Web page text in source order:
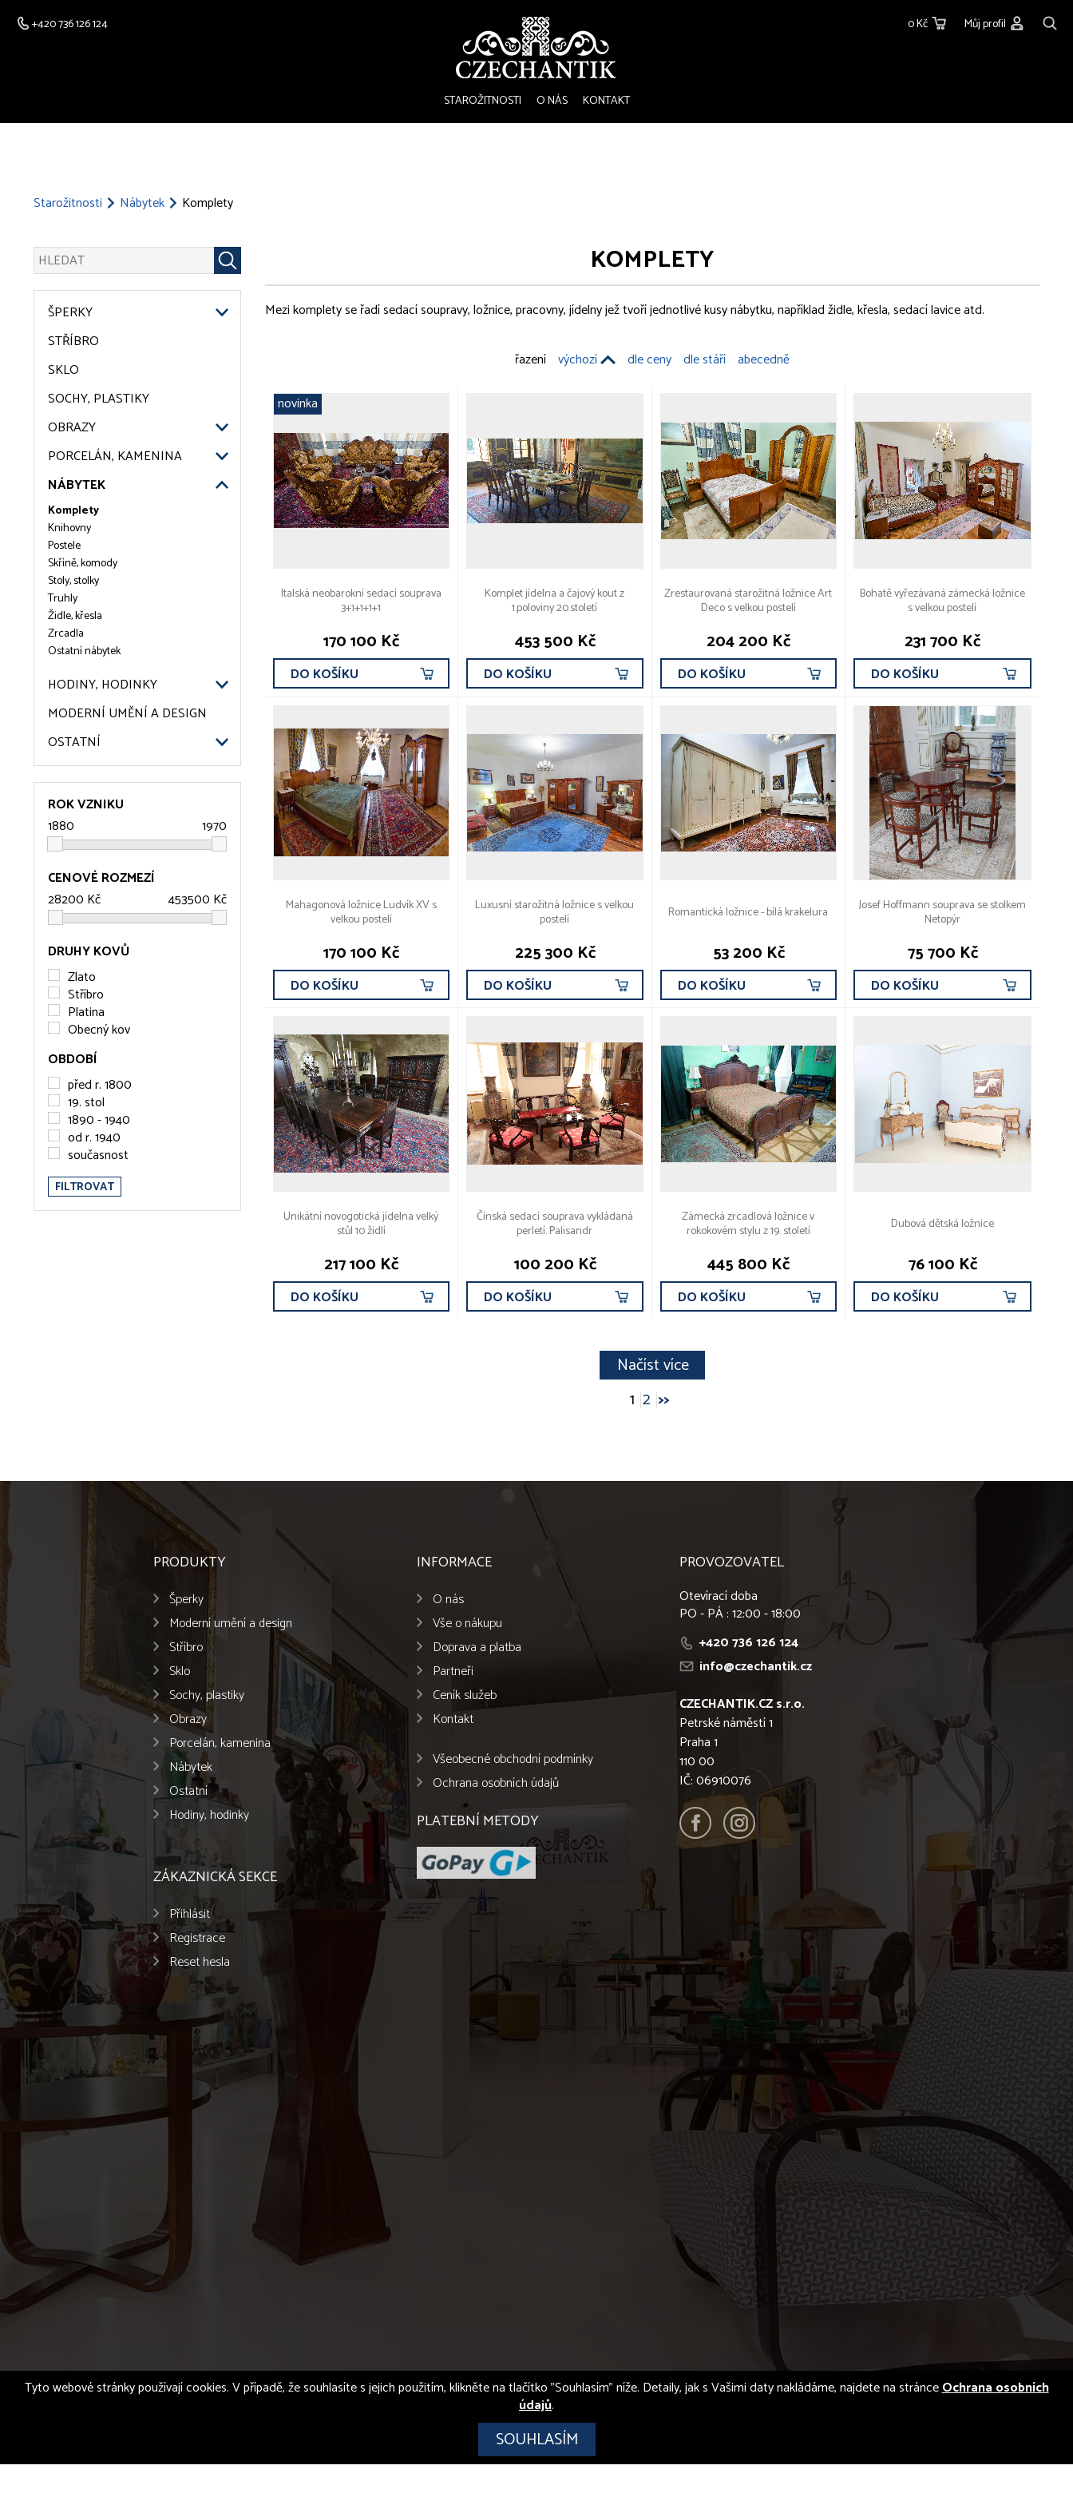
+420 736 126 124 0 Kč Můj profil
STAROŽITNOSTI O NÁS KONTAKT
Starožitnosti Nábytek Komplety
ŠPERKY
STŘÍBRO
SKLO
SOCHY, PLASTIKY
OBRAZY
PORCELÁN, KAMENINA
NÁBYTEK
Komplety
Knihovny
Postele
Skříně, komody
Stoly, stolky
Truhly
Židle, křesla
Zrcadla
Ostatní nábytek
HODINY, HODINKY
MODERNÍ UMĚNÍ A DESIGN
OSTATNÍ
ROK VZNIKU
CENOVÉ ROZMEZÍ
DRUHY KOVŮ
Zlato
Stříbro
Platina
Obecný kov
OBDOBÍ
před r. 1800
19. stol
1890 - 1940
od r. 1940
současnost
FILTROVAT
KOMPLETY
Mezi komplety se řadí sedací soupravy, ložnice, pracovny, jídelny jež tvoří jednotlivé kusy nábytku, například židle, křesla, sedací lavice atd.
řazení výchozí dle ceny dle stáří abecedně
novinka
Italská neobarokní sedací souprava
3+1+1+1+1
170 100 Kč
DO KOŠÍKU
Komplet jídelna a čajový kout z
1.poloviny 20.století
453 500 Kč
DO KOŠÍKU
Zrestaurovaná starožitná ložnice Art
Deco s velkou postelí
204 200 Kč
DO KOŠÍKU
Bohatě vyřezávaná zámecká ložnice
s velkou postelí
231 700 Kč
DO KOŠÍKU
Mahagonová ložnice Ludvík XV s
velkou postelí
170 100 Kč
DO KOŠÍKU
Luxusní starožitná ložnice s velkou
postelí
225 300 Kč
DO KOŠÍKU
Romantická ložnice - bílá krakelura
53 200 Kč
DO KOŠÍKU
Josef Hoffmann souprava se stolkem
Netopýr
75 700 Kč
DO KOŠÍKU
Unikátní novogotická jídelna velký
stůl 10 židlí
217 100 Kč
DO KOŠÍKU
Čínská sedací souprava vykládaná
perletí. Palisandr
100 200 Kč
DO KOŠÍKU
Zámecká zrcadlová ložnice v
rokokovém stylu z 19. století
445 800 Kč
DO KOŠÍKU
Dubová dětská ložnice
76 100 Kč
DO KOŠÍKU
Načíst více
1 2 >>
PRODUKTY
Šperky
Moderní umění a design
Stříbro
Sklo
Sochy, plastiky
Obrazy
Porcelán, kamenina
Nábytek
Ostatní
Hodiny, hodinky
ZÁKAZNICKÁ SEKCE
Přihlásit
Registrace
Reset hesla
INFORMACE
O nás
Vše o nákupu
Doprava a platba
Partneři
Ceník služeb
Kontakt
Všeobecné obchodní podmínky
Ochrana osobních údajů
PLATEBNÍ METODY
PROVOZOVATEL
Otevírací doba
PO - PÁ : 12:00 - 18:00
+420 736 126 124
info@czechantik.cz
CZECHANTIK.CZ s.r.o.
Petrské náměstí 1
Praha 1
110 00
IČ: 06910076
© 2026 CZECHANTIK.CZ s.r.o. designed byillusmart
Tyto webové stránky používají cookies. V případě, že souhlasíte s jejich použitím, klikněte na tlačítko "Souhlasím" níže. Detaily, jak s Vašimi daty nakládáme, najdete na stránceOchrana osobních
údajů.